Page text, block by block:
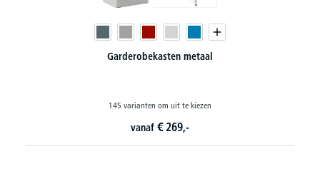
Garderobekasten metaal
145 varianten om uit te kiezen
vanaf € 269,-